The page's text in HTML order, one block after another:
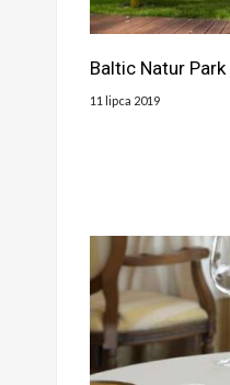
Baltic Natur Park
11 lipca 2019